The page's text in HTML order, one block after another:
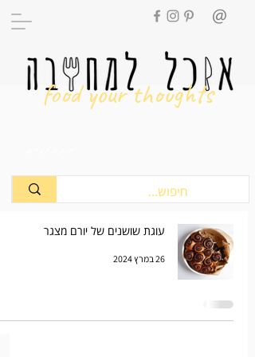
food your thoughts
עוגת שושנים של יורם מצגר
26 במרץ 2024